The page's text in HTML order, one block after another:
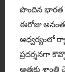
పొందిన భారత
ఈరోజు
ఆధ్వర్యంలో
ప్రదర్శనగా
ఆత్మకు